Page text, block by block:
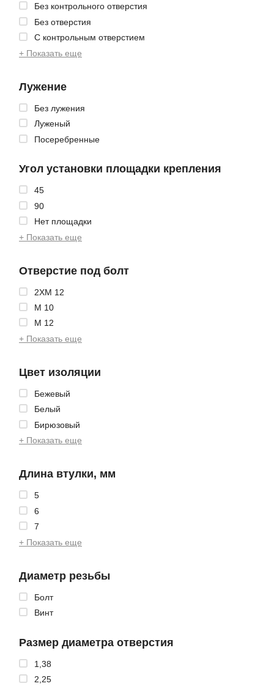
Без контрольного отверстия
Без отверстия
С контрольным отверстием
+ Показать еще
Лужение
Без лужения
Луженый
Посеребренные
Угол установки площадки крепления
45
90
Нет площадки
+ Показать еще
Отверстие под болт
2XМ 12
М 10
М 12
+ Показать еще
Цвет изоляции
Бежевый
Белый
Бирюзовый
+ Показать еще
Длина втулки, мм
5
6
7
+ Показать еще
Диаметр резьбы
Болт
Винт
Размер диаметра отверстия
1,38
2,25